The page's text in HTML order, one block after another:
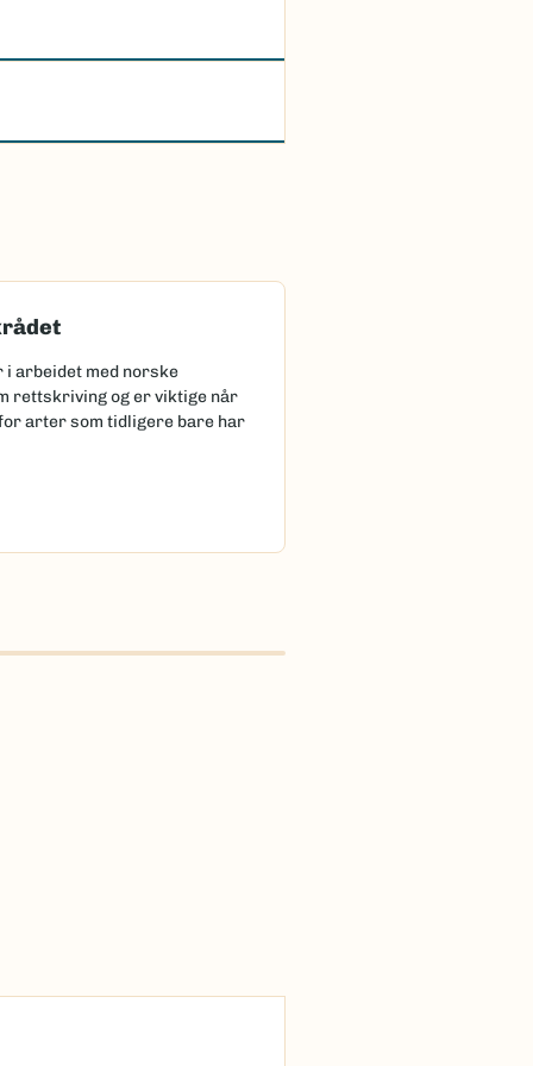
arbeidet med norske
rettskriving og er viktige når
arter som tidligere bare har